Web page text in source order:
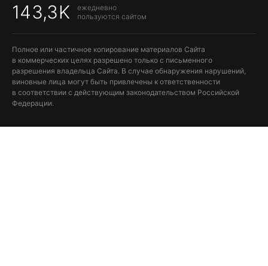
143,3K
ежедневно
пользуются сайтом
Полное или частичное копирование материалов Сайта
в коммерческих целях разрешено только с письменного
разрешения владельца Сайта. В случае обнаружения нарушений,
виновные лица могут быть привлечены к ответственности
в соответствии с действующим законодательством Российской
Федерации.